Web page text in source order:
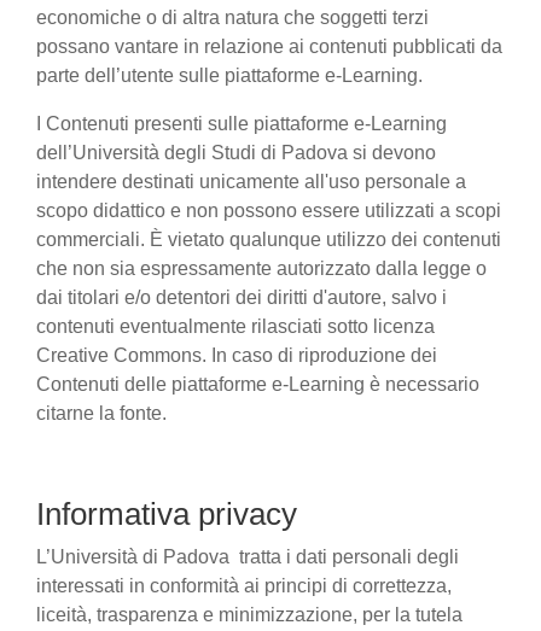
economiche o di altra natura che soggetti terzi
possano vantare in relazione ai contenuti pubblicati da
parte dell’utente sulle piattaforme e-Learning.
I Contenuti presenti sulle piattaforme e-Learning
dell’Università degli Studi di Padova si devono
intendere destinati unicamente all'uso personale a
scopo didattico e non possono essere utilizzati a scopi
commerciali. È vietato qualunque utilizzo dei contenuti
che non sia espressamente autorizzato dalla legge o
dai titolari e/o detentori dei diritti d'autore, salvo i
contenuti eventualmente rilasciati sotto licenza
Creative Commons. In caso di riproduzione dei
Contenuti delle piattaforme e-Learning è necessario
citarne la fonte.
Informativa privacy
L’Università di Padova tratta i dati personali degli
interessati in conformità ai principi di correttezza,
liceità, trasparenza e minimizzazione, per la tutela